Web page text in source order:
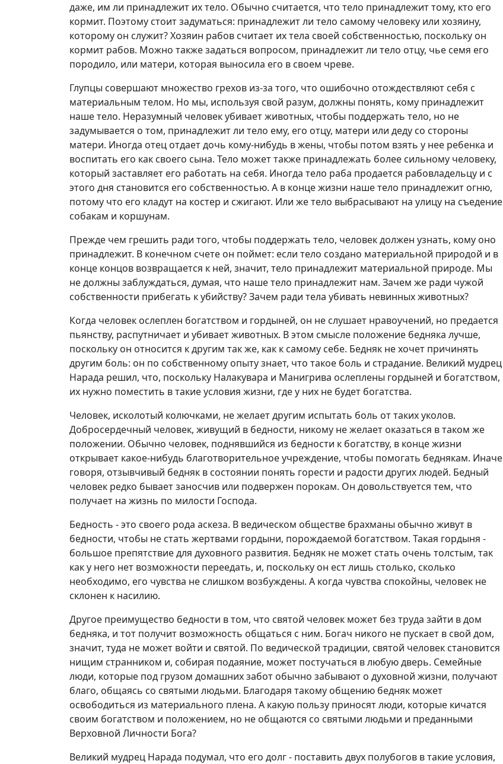
даже, им ли принадлежит их тело. Обычно считается, что тело принадлежит тому, кто его
кормит. Поэтому стоит задуматься: принадлежит ли тело самому человеку или хозяину,
которому он служит? Хозяин рабов считает их тела своей собственностью, поскольку он
кормит рабов. Можно также задаться вопросом, принадлежит ли тело отцу, чье семя его
породило, или матери, которая выносила его в своем чреве.
Глупцы совершают множество грехов из-за того, что ошибочно отождествляют себя с
материальным телом. Но мы, используя свой разум, должны понять, кому принадлежит
наше тело. Неразумный человек убивает животных, чтобы поддержать тело, но не
задумывается о том, принадлежит ли тело ему, его отцу, матери или деду со стороны
матери. Иногда отец отдает дочь кому-нибудь в жены, чтобы потом взять у нее ребенка и
воспитать его как своего сына. Тело может также принадлежать более сильному человеку,
который заставляет его работать на себя. Иногда тело раба продается рабовладельцу и с
этого дня становится его собственностью. А в конце жизни наше тело принадлежит огню,
потому что его кладут на костер и сжигают. Или же тело выбрасывают на улицу на съедение
собакам и коршунам.
Прежде чем грешить ради того, чтобы поддержать тело, человек должен узнать, кому оно
принадлежит. В конечном счете он поймет: если тело создано материальной природой и в
конце концов возвращается к ней, значит, тело принадлежит материальной природе. Мы
не должны заблуждаться, думая, что наше тело принадлежит нам. Зачем же ради чужой
собственности прибегать к убийству? Зачем ради тела убивать невинных животных?
Когда человек ослеплен богатством и гордыней, он не слушает нравоучений, но предается
пьянству, распутничает и убивает животных. В этом смысле положение бедняка лучше,
поскольку он относится к другим так же, как к самому себе. Бедняк не хочет причинять
другим боль: он по собственному опыту знает, что такое боль и страдание. Великий мудрец
Нарада решил, что, поскольку Налакувара и Манигрива ослеплены гордыней и богатством,
их нужно поместить в такие условия жизни, где у них не будет богатства.
Человек, исколотый колючками, не желает другим испытать боль от таких уколов.
Добросердечный человек, живущий в бедности, никому не желает оказаться в таком же
положении. Обычно человек, поднявшийся из бедности к богатству, в конце жизни
открывает какое-нибудь благотворительное учреждение, чтобы помогать беднякам. Иначе
говоря, отзывчивый бедняк в состоянии понять горести и радости других людей. Бедный
человек редко бывает заносчив или подвержен порокам. Он довольствуется тем, что
получает на жизнь по милости Господа.
Бедность - это своего рода аскеза. В ведическом обществе брахманы обычно живут в
бедности, чтобы не стать жертвами гордыни, порождаемой богатством. Такая гордыня -
большое препятствие для духовного развития. Бедняк не может стать очень толстым, так
как у него нет возможности переедать, и, поскольку он ест лишь столько, сколько
необходимо, его чувства не слишком возбуждены. А когда чувства спокойны, человек не
склонен к насилию.
Другое преимущество бедности в том, что святой человек может без труда зайти в дом
бедняка, и тот получит возможность общаться с ним. Богач никого не пускает в свой дом,
значит, туда не может войти и святой. По ведической традиции, святой человек становится
нищим странником и, собирая подаяние, может постучаться в любую дверь. Семейные
люди, которые под грузом домашних забот обычно забывают о духовной жизни, получают
благо, общаясь со святыми людьми. Благодаря такому общению бедняк может
освободиться из материального плена. А какую пользу приносят люди, которые кичатся
своим богатством и положением, но не общаются со святыми людьми и преданными
Верховной Личности Бога?
Великий мудрец Нарада подумал, что его долг - поставить двух полубогов в такие условия,